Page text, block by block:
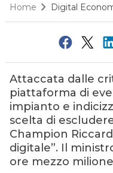
Home Digital
Attaccata dalle
piattaforma di
impianto e
scelta di
Champion
digitale”. Il
ore mezzo